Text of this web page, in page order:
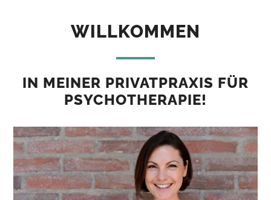
WILLKOMMEN
IN MEINER PRIVATPRAXIS FÜR
PSYCHOTHERAPIE!